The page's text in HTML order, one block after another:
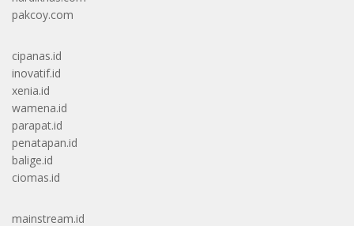
pakcoy.com
cipanas.id
inovatif.id
xenia.id
wamena.id
parapat.id
penatapan.id
balige.id
ciomas.id
mainstream.id